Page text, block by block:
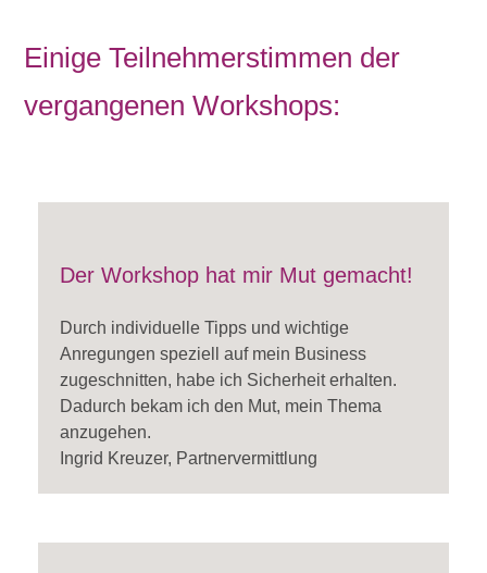
Einige Teilnehmerstimmen der
vergangenen Workshops:
Der Workshop hat mir Mut gemacht!
Durch individuelle Tipps und wichtige
Anregungen speziell auf mein Business
zugeschnitten, habe ich Sicherheit erhalten.
Dadurch bekam ich den Mut, mein Thema
anzugehen.
Ingrid Kreuzer, Partnervermittlung